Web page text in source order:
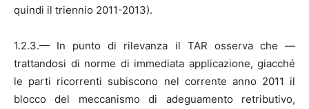
quindi il triennio 2011-2013).
1.2.3.— In punto di rilevanza il TAR osserva che —
trattandosi di norme di immediata applicazione, giacché
le parti ricorrenti subiscono nel corrente anno 2011 il
blocco del meccanismo di adeguamento retributivo,